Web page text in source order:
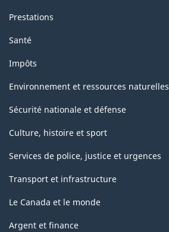
Prestations
Santé
Impôts
Environnement et ressources naturelles
Sécurité nationale et défense
Culture, histoire et sport
Services de police, justice et urgences
Transport et infrastructure
Le Canada et le monde
Argent et finance